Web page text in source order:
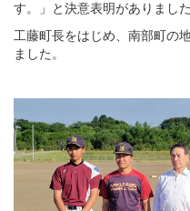
す。」と決意表明がありました
工藤町長をはじめ、南部町の
ました。